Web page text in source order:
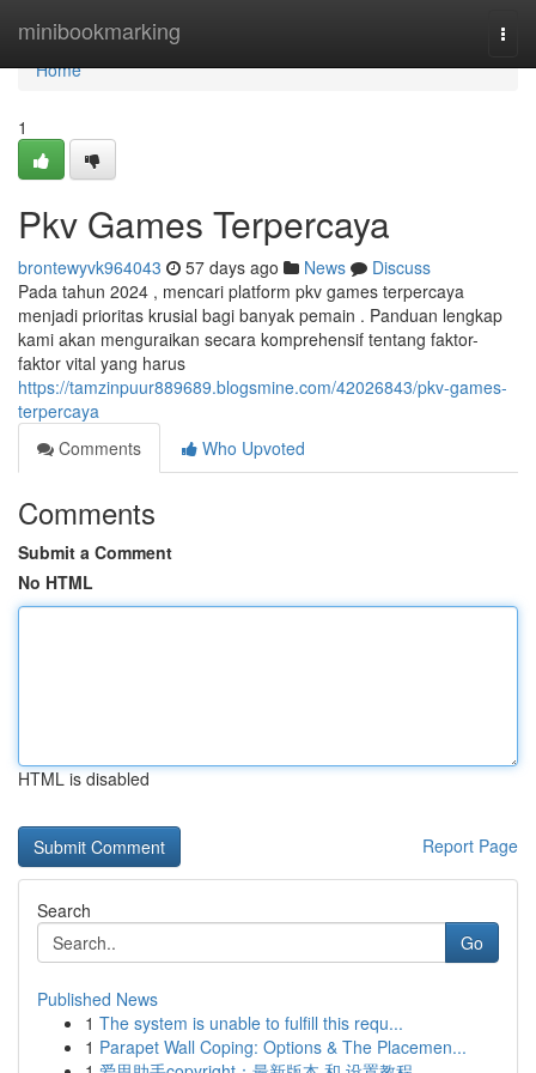
minibookmarking
Home
Home
1
Pkv Games Terpercaya
brontewyvk964043 57 days ago News
Discuss
Pada tahun 2024 , mencari platform pkv games terpercaya
menjadi prioritas krusial bagi banyak pemain . Panduan lengkap
kami akan menguraikan secara komprehensif tentang faktor-
faktor vital yang harus
https://tamzinpuur889689.blogsmine.com/42026843/pkv-games-
terpercaya
Comments
Who Upvoted
Comments
Submit a Comment
No HTML
HTML is disabled
Report Page
Search
Go
Published News
1 The system is unable to fulfill this requ...
1 Parapet Wall Coping: Options & The Placemen...